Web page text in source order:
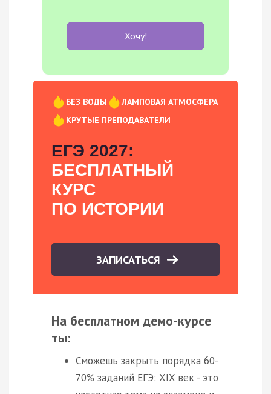
Хочу!
БЕЗ ВОДЫ
ЛАМПОВАЯ АТМОСФЕРА
КРУТЫЕ ПРЕПОДАВАТЕЛИ
ЕГЭ 2027:
БЕСПЛАТНЫЙ
КУРС
ПО ИСТОРИИ
ЗАПИСАТЬСЯ
На бесплатном демо-курсе
ты:
Сможешь закрыть порядка 60-
70% заданий ЕГЭ: XIX век - это